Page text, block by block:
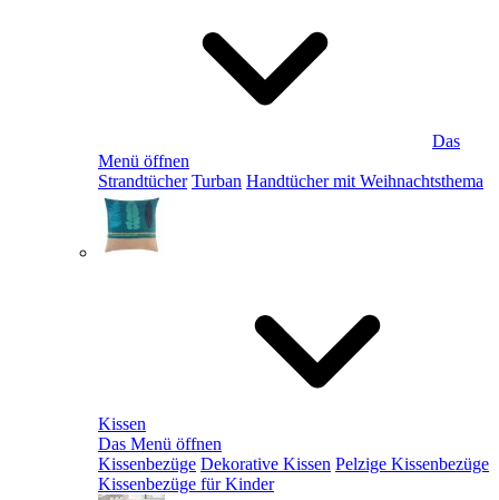
Das
Menü öffnen
Strandtücher Turban Handtücher mit Weihnachtsthema
Kissen
Das Menü öffnen
Kissenbezüge Dekorative Kissen Pelzige Kissenbezüge
Kissenbezüge für Kinder